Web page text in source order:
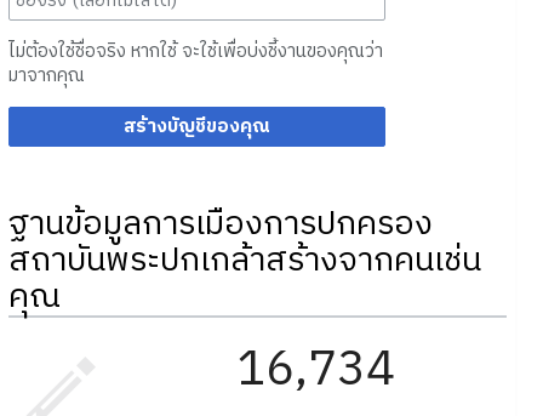
ไม่ต้องใช้ชื่อจริง หากใช้ จะใช้เพื่อบ่งชี้งานของคุณว่า
มาจากคุณ
สร้างบัญชีของคุณ
ฐานข้อมูลการเมืองการปกครอง
สถาบันพระปกเกล้าสร้างจากคนเช่น
คุณ
16,734